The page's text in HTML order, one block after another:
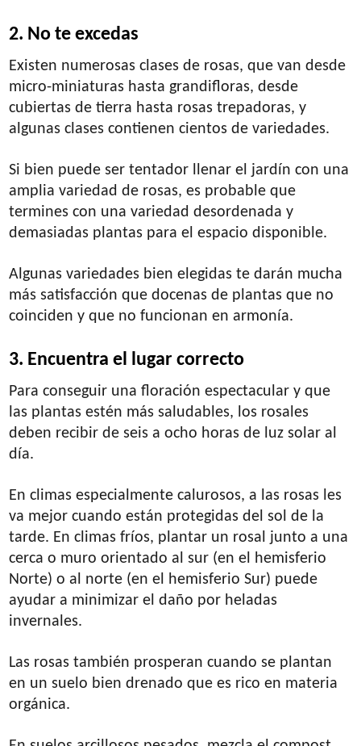
2. No te excedas
Existen numerosas clases de rosas, que van desde
micro-miniaturas hasta grandifloras, desde
cubiertas de tierra hasta rosas trepadoras, y
algunas clases contienen cientos de variedades.
Si bien puede ser tentador llenar el jardín con una
amplia variedad de rosas, es probable que
termines con una variedad desordenada y
demasiadas plantas para el espacio disponible.
Algunas variedades bien elegidas te darán mucha
más satisfacción que docenas de plantas que no
coinciden y que no funcionan en armonía.
3. Encuentra el lugar correcto
Para conseguir una floración espectacular y que
las plantas estén más saludables, los rosales
deben recibir de seis a ocho horas de luz solar al
día.
En climas especialmente calurosos, a las rosas les
va mejor cuando están protegidas del sol de la
tarde. En climas fríos, plantar un rosal junto a una
cerca o muro orientado al sur (en el hemisferio
Norte) o al norte (en el hemisferio Sur) puede
ayudar a minimizar el daño por heladas
invernales.
Las rosas también prosperan cuando se plantan
en un suelo bien drenado que es rico en materia
orgánica.